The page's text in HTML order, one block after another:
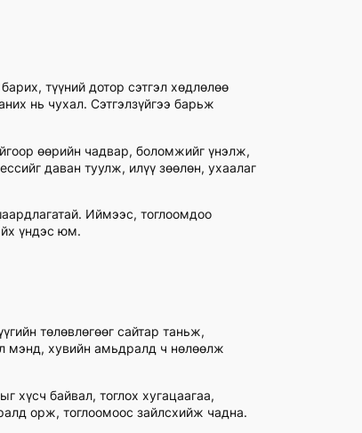
түүний дотор сэтгэл хөдлөлөө
нь чухал. Сэтгэлзүйгээ барьж
өөрийн чадвар, боломжийг үнэлж,
даван туулж, илүү зөөлөн, ухаалаг
Иймээс, тоглоомдоо
үндэс юм.
төлөвлөгөөг сайтар таньж,
мэнд, хувийн амьдралд ч нөлөөлж
хүсч байвал, тоглох хугацаагаа,
орж, тоглоомоос зайлсхийж чадна.